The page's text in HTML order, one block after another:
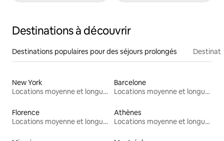
Destinations à découvrir
Destinations populaires pour des séjours prolongés
New York
Locations moyenne et longue durée
Barcelone
Locations moyenne et longue durée
Florence
Locations moyenne et longue durée
Athènes
Locations moyenne et longue durée